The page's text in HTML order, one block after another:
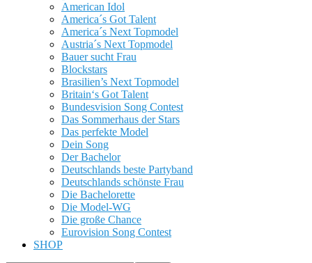
American Idol
America´s Got Talent
America´s Next Topmodel
Austria´s Next Topmodel
Bauer sucht Frau
Blockstars
Brasilien’s Next Topmodel
Britain‘s Got Talent
Bundesvision Song Contest
Das Sommerhaus der Stars
Das perfekte Model
Dein Song
Der Bachelor
Deutschlands beste Partyband
Deutschlands schönste Frau
Die Bachelorette
Die Model-WG
Die große Chance
Eurovision Song Contest
SHOP